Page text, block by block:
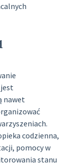
nawet
codzienna,
pomocy w
stanu